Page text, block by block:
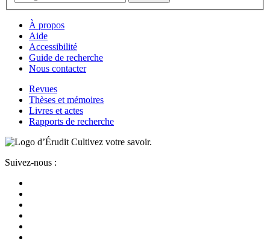
À propos
Aide
Accessibilité
Guide de recherche
Nous contacter
Revues
Thèses et mémoires
Livres et actes
Rapports de recherche
Cultivez votre savoir.
Suivez-nous :